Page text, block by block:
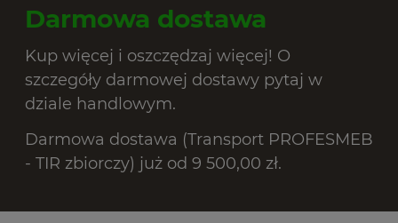
Darmowa dostawa
Kup więcej i oszczędzaj więcej! O
szczegóły darmowej dostawy pytaj w
dziale handlowym.
Darmowa dostawa (Transport PROFESMEB
- TIR zbiorczy) już od 9 500,00 zł.